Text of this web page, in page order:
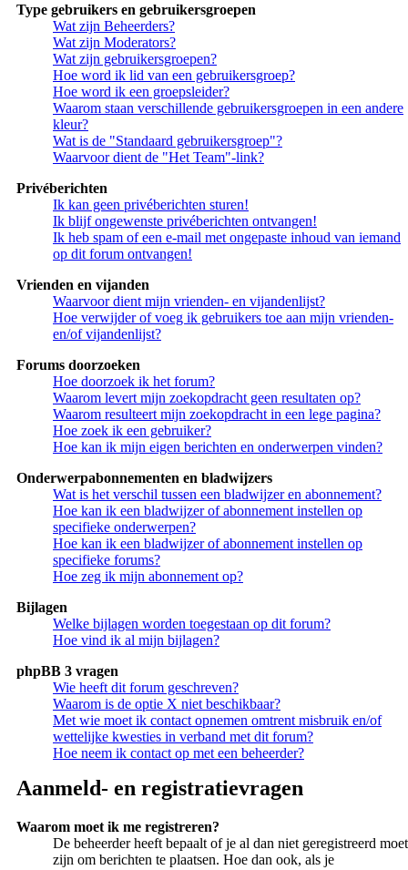
Type gebruikers en gebruikersgroepen
Wat zijn Beheerders?
Wat zijn Moderators?
Wat zijn gebruikersgroepen?
Hoe word ik lid van een gebruikersgroep?
Hoe word ik een groepsleider?
Waarom staan verschillende gebruikersgroepen in een andere
kleur?
Wat is de "Standaard gebruikersgroep"?
Waarvoor dient de "Het Team"-link?
Privéberichten
Ik kan geen privéberichten sturen!
Ik blijf ongewenste privéberichten ontvangen!
Ik heb spam of een e-mail met ongepaste inhoud van iemand
op dit forum ontvangen!
Vrienden en vijanden
Waarvoor dient mijn vrienden- en vijandenlijst?
Hoe verwijder of voeg ik gebruikers toe aan mijn vrienden-
en/of vijandenlijst?
Forums doorzoeken
Hoe doorzoek ik het forum?
Waarom levert mijn zoekopdracht geen resultaten op?
Waarom resulteert mijn zoekopdracht in een lege pagina?
Hoe zoek ik een gebruiker?
Hoe kan ik mijn eigen berichten en onderwerpen vinden?
Onderwerpabonnementen en bladwijzers
Wat is het verschil tussen een bladwijzer en abonnement?
Hoe kan ik een bladwijzer of abonnement instellen op
specifieke onderwerpen?
Hoe kan ik een bladwijzer of abonnement instellen op
specifieke forums?
Hoe zeg ik mijn abonnement op?
Bijlagen
Welke bijlagen worden toegestaan op dit forum?
Hoe vind ik al mijn bijlagen?
phpBB 3 vragen
Wie heeft dit forum geschreven?
Waarom is de optie X niet beschikbaar?
Met wie moet ik contact opnemen omtrent misbruik en/of
wettelijke kwesties in verband met dit forum?
Hoe neem ik contact op met een beheerder?
Aanmeld- en registratievragen
Waarom moet ik me registreren?
De beheerder heeft bepaalt of je al dan niet geregistreerd moet
zijn om berichten te plaatsen. Hoe dan ook, als je